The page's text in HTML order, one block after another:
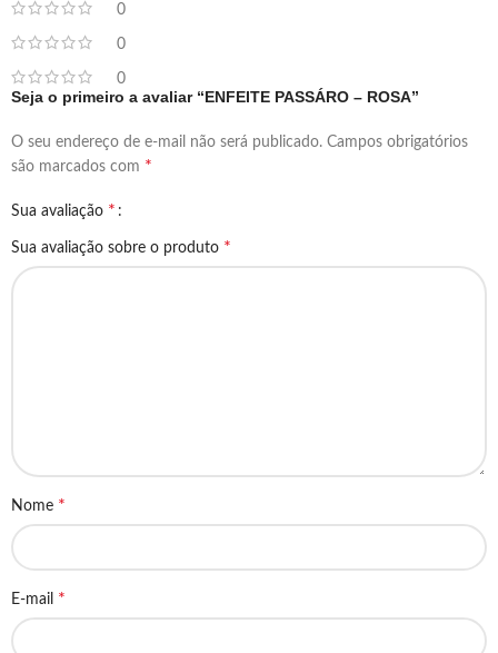
0
0
0
Seja o primeiro a avaliar “ENFEITE PASSÁRO – ROSA”
O seu endereço de e-mail não será publicado. Campos obrigatórios
são marcados com *
Sua avaliação *
Sua avaliação sobre o produto *
Nome *
E-mail *